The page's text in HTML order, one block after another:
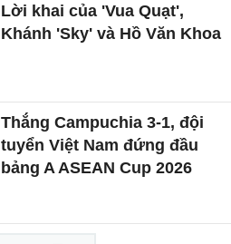
Lời khai của 'Vua Quạt',
Khánh 'Sky' và Hồ Văn Khoa
Thắng Campuchia 3-1, đội
tuyển Việt Nam đứng đầu
bảng A ASEAN Cup 2026